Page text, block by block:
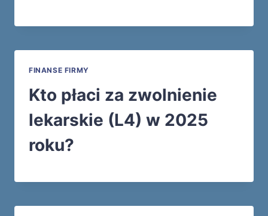
FINANSE FIRMY
Kto płaci za zwolnienie
lekarskie (L4) w 2025
roku?